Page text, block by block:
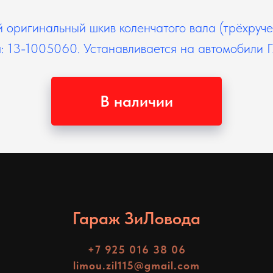
шкив коленчатого вала
13-1005060. Устанавливается на автомобили
В наличии
Гараж ЗиЛовода
+7 925 016 38 06
limou.zil115@gmail.com